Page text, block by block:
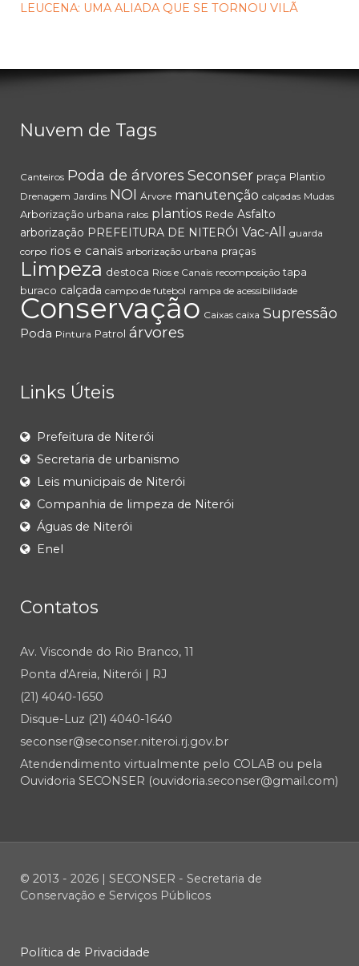
LEUCENA: UMA ALIADA QUE SE TORNOU VILÃ
Nuvem de Tags
Canteiros Poda de árvores Seconser praça Plantio
Drenagem Jardins NOI Árvore manutenção calçadas Mudas
Arborização urbana ralos plantios Rede Asfalto
arborização PREFEITURA DE NITERÓI Vac-All
guarda
corpo rios e canais arborização urbana praças
Limpeza destoca Rios e Canais recomposição tapa
buraco calçada campo de futebol rampa de acessibilidade
Conservação Caixas caixa Supressão
Poda Pintura Patrol árvores
Links Úteis
Prefeitura de Niterói
Secretaria de urbanismo
Leis municipais de Niterói
Companhia de limpeza de Niterói
Águas de Niterói
Enel
Contatos
Av. Visconde do Rio Branco, 11
Ponta d'Areia, Niterói | RJ
(21) 4040-1650
Disque-Luz (21) 4040-1640
seconser@seconser.niteroi.rj.gov.br
Atendendimento virtualmente pelo COLAB ou pela
Ouvidoria SECONSER (ouvidoria.seconser@gmail.com)
© 2013 - 2026 | SECONSER - Secretaria de
Conservação e Serviços Públicos
Política de Privacidade